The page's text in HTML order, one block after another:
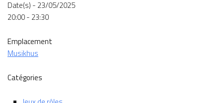
Date(s) - 23/05/2025
20:00 - 23:30
Emplacement
Musikhus
Catégories